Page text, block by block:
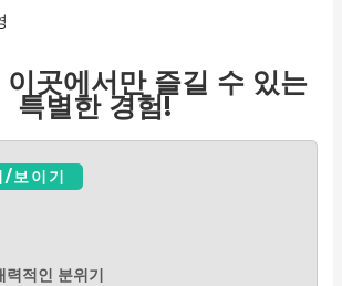
곳에서만 즐길 수 있는
특별한 경험!
/보이기
력적인 분위기